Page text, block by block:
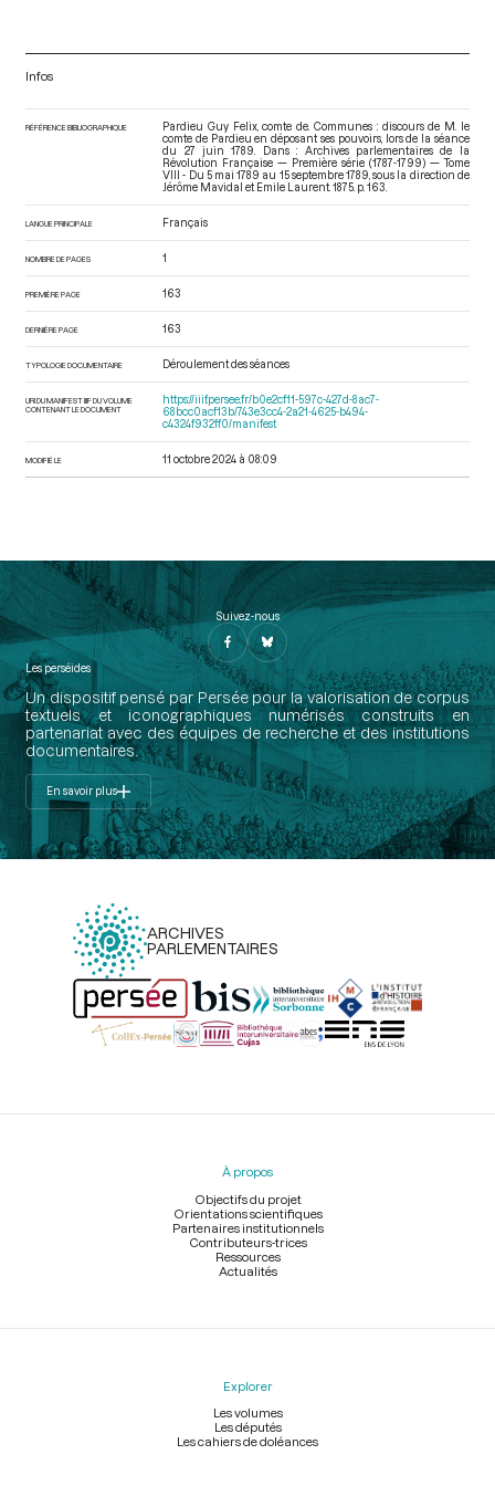
Infos
RÉFÉRENCE BIBLIOGRAPHIQUE
Pardieu Guy Felix, comte de. Communes : discours de M. le
comte de Pardieu en déposant ses pouvoirs, lors de la séance
du 27 juin 1789. Dans : Archives parlementaires de la
Révolution Française — Première série (1787-1799) — Tome
VIII - Du 5 mai 1789 au 15 septembre 1789 , sous la direction de
Jérôme Mavidal et Emile Laurent. 1875. p. 163.
LANGUE PRINCIPALE Français
NOMBRE DE PAGES 1
PREMIÈRE PAGE 163
DERNIÈRE PAGE 163
TYPOLOGIE DOCUMENTAIRE Déroulement des séances
URI DU MANIFEST IIIF DU VOLUME
CONTENANT LE DOCUMENT
https://iiif.persee.fr/b0e2cf11-597c-427d-8ac7-
68bcc0acf13b/743e3cc4-2a21-4625-b494-
c4324f932ff0/manifest
MODIFIÉ LE 11 octobre 2024 à 08:09
Suivez-nous
Les perséides
Un dispositif pensé par Persée pour la valorisation de corpus
textuels et iconographiques numérisés construits en
partenariat avec des équipes de recherche et des institutions
documentaires.
En savoir plus
ARCHIVES
PARLEMENTAIRES
Menu
À propos
Objectifs du projet
Orientations scientifiques
Partenaires institutionnels
Contributeurs-trices
Ressources
Actualités
Explorer
Les volumes
Les députés
Les cahiers de doléances